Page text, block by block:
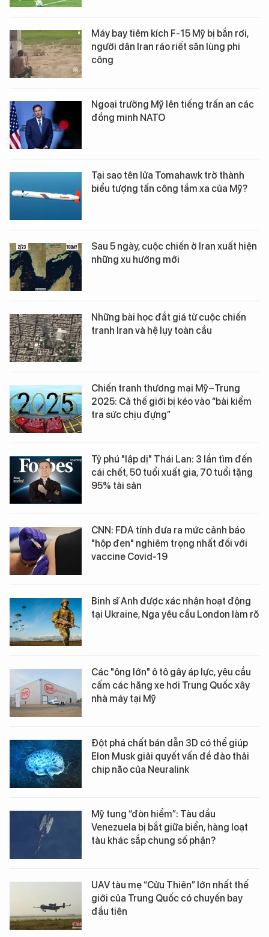
Máy bay tiêm kích F-15 Mỹ bị bắn rơi,
người dân Iran ráo riết săn lùng phi
công
Ngoại trưởng Mỹ lên tiếng trấn an các
đồng minh NATO
Tại sao tên lửa Tomahawk trở thành
biểu tượng tấn công tầm xa của Mỹ?
Sau 5 ngày, cuộc chiến ở Iran xuất hiện
những xu hướng mới
Những bài học đắt giá từ cuộc chiến
tranh Iran và hệ lụy toàn cầu
Chiến tranh thương mại Mỹ–Trung
2025: Cả thế giới bị kéo vào “bài kiểm
tra sức chịu đựng”
Tỷ phú "lập dị" Thái Lan: 3 lần tìm đến
cái chết, 50 tuổi xuất gia, 70 tuổi tặng
95% tài sản
CNN: FDA tính đưa ra mức cảnh báo
"hộp đen" nghiêm trọng nhất đối với
vaccine Covid-19
Binh sĩ Anh được xác nhận hoạt động
tại Ukraine, Nga yêu cầu London làm rõ
Các "ông lớn" ô tô gây áp lực, yêu cầu
cấm các hãng xe hơi Trung Quốc xây
nhà máy tại Mỹ
Đột phá chất bán dẫn 3D có thể giúp
Elon Musk giải quyết vấn đề đào thải
chip não của Neuralink
Mỹ tung “đòn hiểm”: Tàu dầu
Venezuela bị bắt giữa biển, hàng loạt
tàu khác sắp chung số phận?
UAV tàu mẹ “Cửu Thiên” lớn nhất thế
giới của Trung Quốc có chuyến bay
đầu tiên